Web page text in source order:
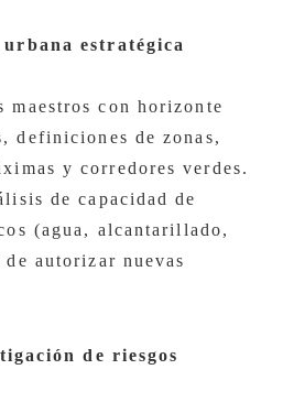
estratégica
maestros con horizonte
definiciones de zonas,
y corredores verdes.
de capacidad de
(agua, alcantarillado,
de autorizar nuevas
de riesgos